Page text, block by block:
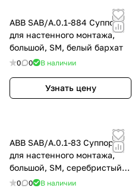
ABB SAB/A.0.1-884 Суппорт
для настенного монтажа,
большой, SM, белый бархат
0 0 В наличии
Узнать цену
ABB SAB/A.0.1-83 Суппорт
для настенного монтажа,
большой, SM, серебристый
алюминий
0 0 В наличии